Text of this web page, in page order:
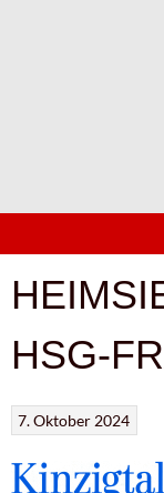
HSG-
7. Oktober 2024